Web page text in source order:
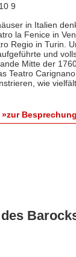
9
in Italien
la Fenice in
Regio in Turin.
und
Mitte der
Teatro
wie
»zur